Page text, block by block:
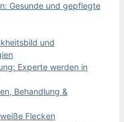
Gesunde und gepflegte
und
Experte werden in
Behandlung &
Flecken